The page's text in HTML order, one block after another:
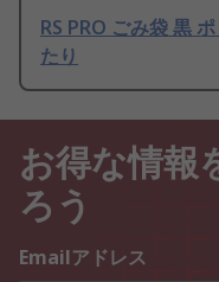
RS PRO ごみ袋 黒
たり
お得な情報
ろう
Emailアドレス